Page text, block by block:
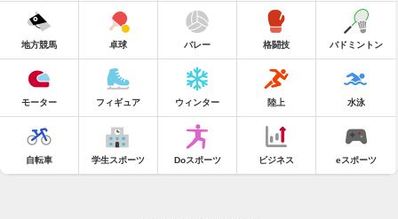
地方競馬 卓球 バレー 格闘技 バドミントン
モーター フィギュア ウィンター 陸上 水泳
自転車 学生スポーツ Doスポーツ ビジネス eスポーツ